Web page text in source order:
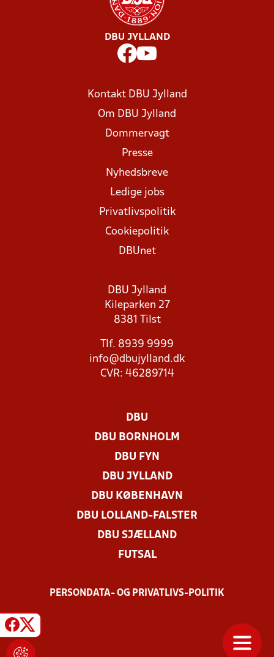
DBU JYLLAND
Kontakt DBU Jylland
Om DBU Jylland
Dommervagt
Presse
Nyhedsbreve
Ledige jobs
Privatlivspolitik
Cookiepolitik
DBUnet
DBU Jylland
Kileparken 27
8381 Tilst
Tlf. 8939 9999
info@dbujylland.dk
CVR: 46289714
DBU
DBU BORNHOLM
DBU FYN
DBU JYLLAND
DBU KØBENHAVN
DBU LOLLAND-FALSTER
DBU SJÆLLAND
FUTSAL
PERSONDATA- OG PRIVATLIVS-POLITIK